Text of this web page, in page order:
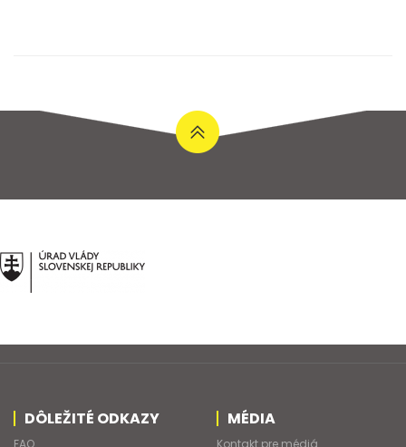
DÔLEŽITÉ ODKAZY
FAQ
MÉDIA
Kontakt pre médiá